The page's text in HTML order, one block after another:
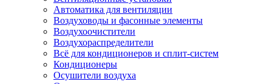
Автоматика для вентиляции
Воздуховоды и фасонные элементы
Воздухоочистители
Воздухораспределители
Всё для кондиционеров и сплит-систем
Кондиционеры
Осушители воздуха